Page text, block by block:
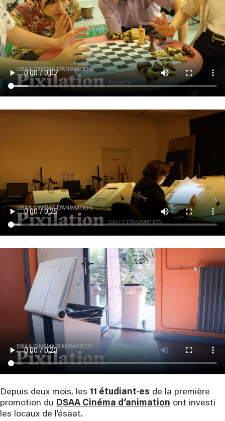
Depuis deux mois, les 11 étudiant·es de la première
promotion du DSAA Cinéma d’animation ont investi
les locaux de l’ésaat.